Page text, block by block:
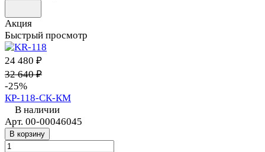
Акция
Быстрый просмотр
24 480 ₽
32 640 ₽
-25%
КР-118-СК-КМ
В наличии
Арт. 00-00046045
В корзину